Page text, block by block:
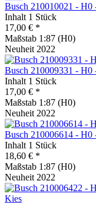
Busch 210010021 -
Inhalt 1 Stück
17,00 € *
Maßstab 1:87 (H0)
Neuheit 2022
Busch 210009331 -
Inhalt 1 Stück
17,00 € *
Maßstab 1:87 (H0)
Neuheit 2022
Busch 210006614 -
Inhalt 1 Stück
18,60 € *
Maßstab 1:87 (H0)
Neuheit 2022